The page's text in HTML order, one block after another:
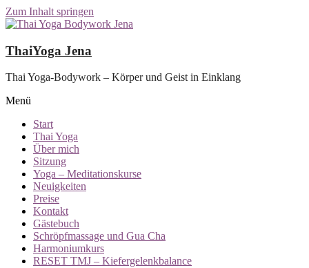
Zum Inhalt springen
ThaiYoga Jena
Thai Yoga-Bodywork – Körper und Geist in Einklang
Menü
Start
Thai Yoga
Über mich
Sitzung
Yoga – Meditationskurse
Neuigkeiten
Preise
Kontakt
Gästebuch
Schröpfmassage und Gua Cha
Harmoniumkurs
RESET TMJ – Kiefergelenkbalance